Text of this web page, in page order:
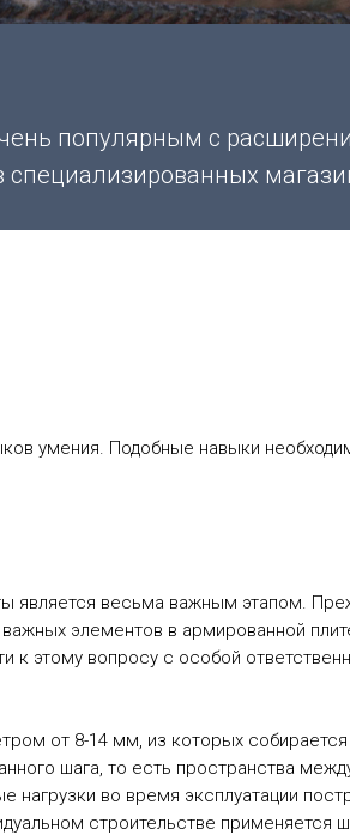
популярным с
умения. Подобные навыки
является весьма важным этапом.
элементов в армированной
к этому вопросу с особой
от 8-14 мм, из которых
шага, то есть пространства
во время эксплуатации
строительстве применяется